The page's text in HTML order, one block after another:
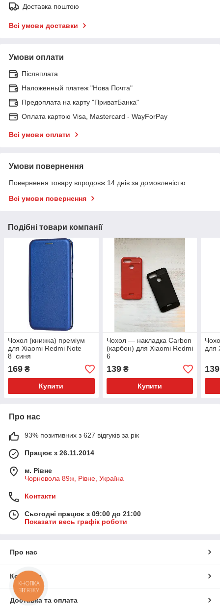
Доставка поштою
Всі умови доставки
Умови оплати
Післяплата
Наложенный платеж "Нова Почта"
Предоплата на карту "ПриватБанка"
Оплата картою Visa, Mastercard - WayForPay
Всі умови оплати
Умови повернення
Повернення товару впродовж 14 днів за домовленістю
Всі умови повернення
Подібні товари компанії
Чохол (книжка) преміум
для Xiaomi Redmi Note
8 синя
169 ₴
Купити
Чохол — накладка Carbon
(карбон) для Xiaomi Redmi
6
139₴
Купити
для
139
Про нас
93% позитивних з 627 відгуків за рік
Працює з 26.11.2014
м. Рівне
Чорновола 89ж, Рівне, Україна
Контакти
Сьогодні працює з 09:00 до 21:00
Показати весь графік роботи
Про нас
Контакти
Доставка та оплата
КНОПКА
ЗВ'ЯЗКУ